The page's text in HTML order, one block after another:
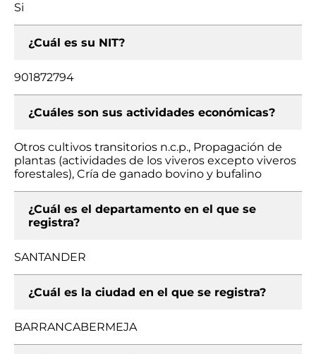
Si
¿Cuál es su NIT?
901872794
¿Cuáles son sus actividades económicas?
Otros cultivos transitorios n.c.p., Propagación de
plantas (actividades de los viveros excepto viveros
forestales), Cría de ganado bovino y bufalino
¿Cuál es el departamento en el que se
registra?
SANTANDER
¿Cuál es la ciudad en el que se registra?
BARRANCABERMEJA